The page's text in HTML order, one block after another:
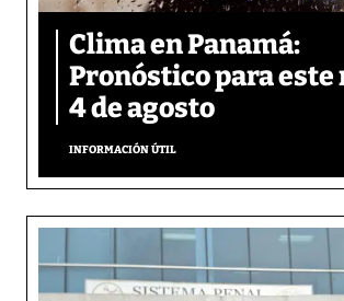
Clima en Panamá:
Pronóstico para este
4 de agosto
INFORMACIÓN ÚTIL